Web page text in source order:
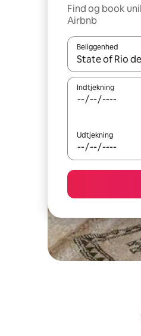
Find og book
Airbnb
Beliggenhed
Når
Indtjekning
Udtjekning